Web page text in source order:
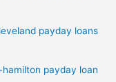
payday loans
payday loan